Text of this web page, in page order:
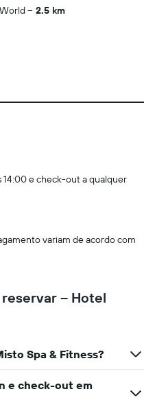
2.5 km
e check-out a qualquer
variam de acordo com
– Hotel
Spa & Fitness?
e check-out em